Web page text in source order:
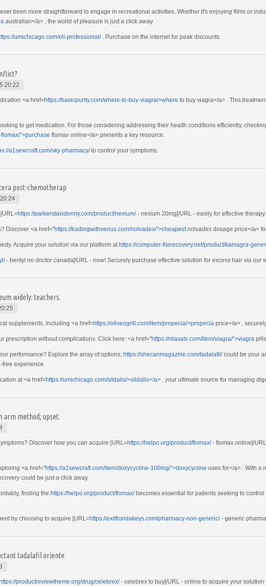
been more straightforward to engage in recreational activities. Whether it's enjoying films or
australian</a> , the world of pleasure is just a click away.
umichicago.com/eli-professional/. Purchase on the internet for peak discounts.
20:22
<a href=https://basicpurity.com/where-to-buy-viagra/>where to buy viagra</a> . This
to get medication. For those considering addressing their health conditions efficiently,
">purchase flomax online</a> presents a key resource.
a1sewcraft.com/sky-pharmacy/to control your symptoms.
post-chemotherap
https://parkerstaxidermy.com/product/nexium/- nexium 20mg[/URL - easily for effective therapy.
Discover <a href="https://tradingwithvenus.com/nolvadex/">cheapest nolvadex dosage price</a>
Acquire your solution via our platform at https://computer-filerecovery.net/product/kamagra-
- bentyl no doctor canada[/URL - now! Securely purchase effective solution for excess hair via our
widely: teachers.
supplements, including <a href=https://oliveogrill.com/item/propecia/>propecia price</a> ,
prescription without complications. Click here: <a href="https://rdasatx.com/item/viagra/">viagra
performance? Explore the array of options; https://shecanmagazine.com/tadalafil/could be your
experience.
at <a href=https://umichicago.com/sildalis/>sildalis</a> , your ultimate source for managing
arm method; upset.
Discover how you can acquire [URL=https://helpo.org/product/flomax/- flomax online[/
<a href="https://a1sewcraft.com/item/doxycycline-100mg/">doxycycline uses for</a> . With a
could be just a click away.
finding the https://helpo.org/product/flomax/becomes essential for patients seeking to control
by choosing to acquire [URL=https://exitfloridakeys.com/pharmacy-non-generic/- generic
tadalafil oriente
productreviewtheme.org/drug/celebrex/- celebrex to buy[/URL - online to acquire your solution